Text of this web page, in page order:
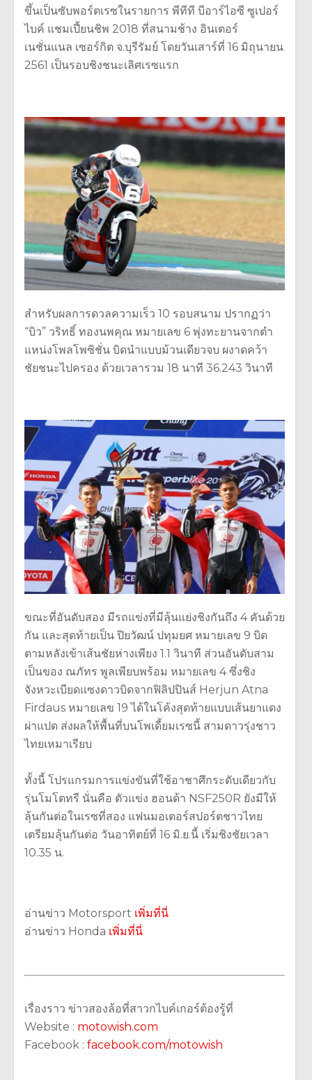
ขึ้นเป็นซับพอร์ตเรซในรายการ พีทีที บีอาร์ไอซี ซูเปอร์
ไบค์ แชมเปี้ยนชิพ 2018 ที่สนามช้าง อินเตอร์
เนชั่นแนล เซอร์กิต จ.บุรีรัมย์ โดยวันเสาร์ที่ 16 มิถุนายน
2561 เป็นรอบชิงชนะเลิศเรซแรก
สำหรับผลการดวลความเร็ว 10 รอบสนาม ปรากฏว่า
“บิว” วริทธิ์ ทองนพคุณ หมายเลข 6 พุ่งทะยานจากตำ
แหน่งโพลโพซิชั่น บิดนำแบบม้วนเดียวจบ ผงาดคว้า
ชัยชนะไปครอง ด้วยเวลารวม 18 นาที 36.243 วินาที
ขณะที่อันดับสอง มีรถแข่งที่มีลุ้นแย่งชิงกันถึง 4 คันด้วย
กัน และสุดท้ายเป็น ปิยวัฒน์ ปทุมยศ หมายเลข 9 บิด
ตามหลังเข้าเส้นชัยห่างเพียง 1.1 วินาที ส่วนอันดับสาม
เป็นของ ณภัทร พูลเพียบพร้อม หมายเลข 4 ซึ่งชิง
จังหวะเบียดแซงดาวบิดจากฟิลิปปินส์ Herjun Atna
Firdaus หมายเลข 19 ได้ในโค้งสุดท้ายแบบเส้นยาแดง
ผ่าแปด ส่งผลให้พื้นที่บนโพเดี้ยมเรซนี้ สามดาวรุ่งชาว
ไทยเหมาเรียบ
ทั้งนี้ โปรแกรมการแข่งขันที่ใช้อาชาศึกระดับเดียวกับ
รุ่นโมโตทรี นั่นคือ ตัวแข่ง ฮอนด้า NSF250R ยังมีให้
ลุ้นกันต่อในเรซที่สอง แฟนมอเตอร์สปอร์ตชาวไทย
เตรียมลุ้นกันต่อ วันอาทิตย์ที่ 16 มิ.ย.นี้ เริ่มชิงชัยเวลา
10.35 น.
อ่านข่าว Motorsport เพิ่มที่นี่
อ่านข่าว Honda เพิ่มที่นี่
เรื่องราว ข่าวสองล้อที่สาวกไบค์เกอร์ต้องรู้ที่
Website : motowish.com
Facebook : facebook.com/motowish